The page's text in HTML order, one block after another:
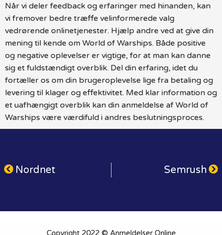
Når vi deler feedback og erfaringer med hinanden, kan
vi fremover bedre træffe velinformerede valg
vedrørende onlinetjenester. Hjælp andre ved at give din
mening til kende om World of Warships. Både positive
og negative oplevelser er vigtige, for at man kan danne
sig et fuldstændigt overblik. Del din erfaring, idet du
fortæller os om din brugeroplevelse lige fra betaling og
levering til klager og effektivitet. Med klar information og
et uafhængigt overblik kan din anmeldelse af World of
Warships være værdifuld i andres beslutningsproces.
Nordnet Semrush
Copyright 2022 © Anmeldelser Online